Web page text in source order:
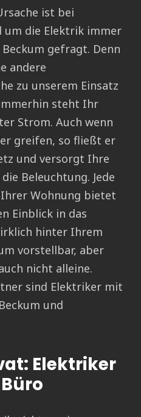
ist bei
um die Elektrik immer
gefragt. Denn
andere
zu unserem Einsatz
steht Ihr
Strom. Auch wenn
greifen, so fließt er
und versorgt Ihre
Beleuchtung. Jede
Wohnung bietet
Einblick in das
hinter Ihrem
vorstellbar, aber
nicht alleine.
sind Elektriker mit
und
Elektriker